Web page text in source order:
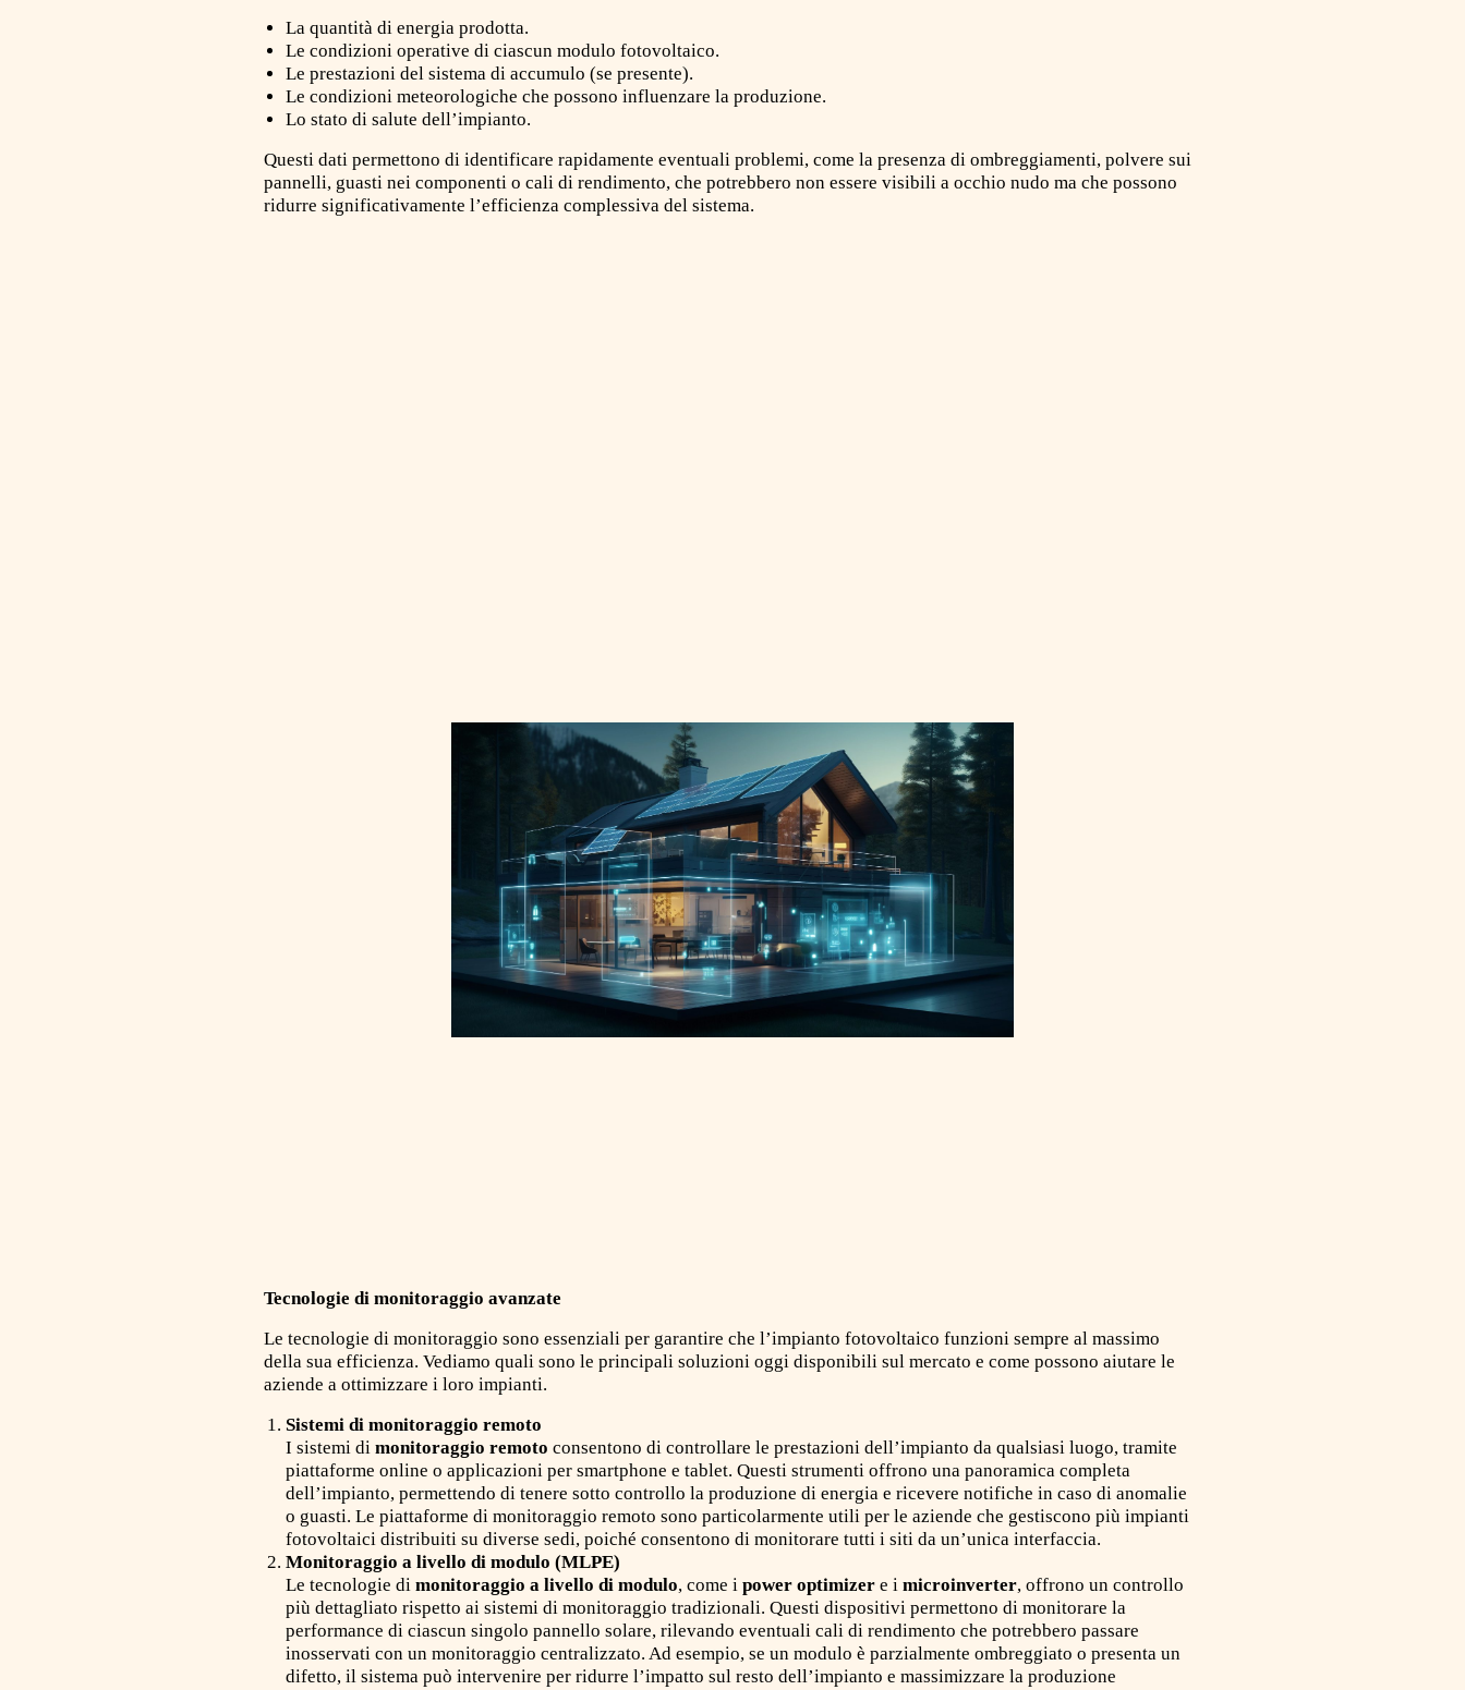
La quantità di energia prodotta.
Le condizioni operative di ciascun modulo fotovoltaico.
Le prestazioni del sistema di accumulo (se presente).
Le condizioni meteorologiche che possono influenzare la produzione.
Lo stato di salute dell’impianto.
Questi dati permettono di identificare rapidamente eventuali problemi, come la presenza di ombreggiamenti, polvere sui
pannelli, guasti nei componenti o cali di rendimento, che potrebbero non essere visibili a occhio nudo ma che possono
ridurre significativamente l’efficienza complessiva del sistema.
Tecnologie di monitoraggio avanzate
Le tecnologie di monitoraggio sono essenziali per garantire che l’impianto fotovoltaico funzioni sempre al massimo
della sua efficienza. Vediamo quali sono le principali soluzioni oggi disponibili sul mercato e come possono aiutare le
aziende a ottimizzare i loro impianti.
Sistemi di monitoraggio remoto
I sistemi dimonitoraggio remoto consentono di controllare le prestazioni dell’impianto da qualsiasi luogo, tramite
piattaforme online o applicazioni per smartphone e tablet. Questi strumenti offrono una panoramica completa
dell’impianto, permettendo di tenere sotto controllo la produzione di energia e ricevere notifiche in caso di anomalie
o guasti. Le piattaforme di monitoraggio remoto sono particolarmente utili per le aziende che gestiscono più impianti
fotovoltaici distribuiti su diverse sedi, poiché consentono di monitorare tutti i siti da un’unica interfaccia.
Monitoraggio a livello di modulo (MLPE)
Le tecnologie dimonitoraggio a livello di modulo, come ipower optimizer e imicroinverter, offrono un controllo
più dettagliato rispetto ai sistemi di monitoraggio tradizionali. Questi dispositivi permettono di monitorare la
performance di ciascun singolo pannello solare, rilevando eventuali cali di rendimento che potrebbero passare
inosservati con un monitoraggio centralizzato. Ad esempio, se un modulo è parzialmente ombreggiato o presenta un
difetto, il sistema può intervenire per ridurre l’impatto sul resto dell’impianto e massimizzare la produzione